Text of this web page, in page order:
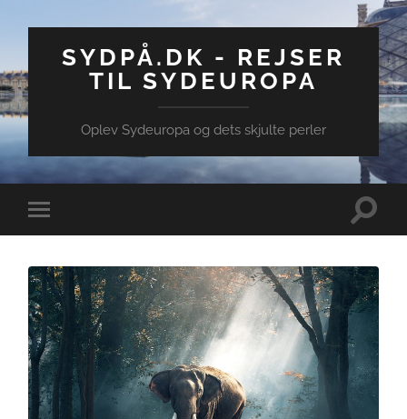
SYDPÅ.DK - REJSER
TIL SYDEUROPA
Oplev Sydeuropa og dets skjulte perler
Toggle
mobile
Toggle